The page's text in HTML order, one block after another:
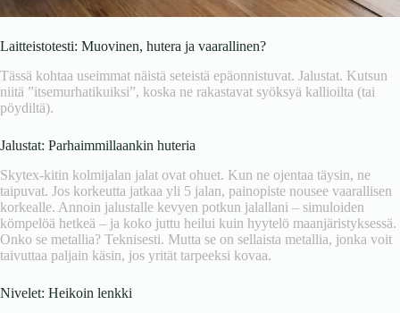
Laitteistotesti: Muovinen, hutera ja vaarallinen?
Tässä kohtaa useimmat näistä seteistä epäonnistuvat. Jalustat. Kutsun
niitä ”itsemurhatikuiksi”, koska ne rakastavat syöksyä kallioilta (tai
pöydiltä).
Jalustat: Parhaimmillaankin huteria
Skytex-kitin kolmijalan jalat ovat ohuet. Kun ne ojentaa täysin, ne
taipuvat. Jos korkeutta jatkaa yli 5 jalan, painopiste nousee vaarallisen
korkealle. Annoin jalustalle kevyen potkun jalallani – simuloiden
kömpelöä hetkeä – ja koko juttu heilui kuin hyytelö maanjäristyksessä.
Onko se metallia? Teknisesti. Mutta se on sellaista metallia, jonka voit
taivuttaa paljain käsin, jos yrität tarpeeksi kovaa.
Nivelet: Heikoin lenkki